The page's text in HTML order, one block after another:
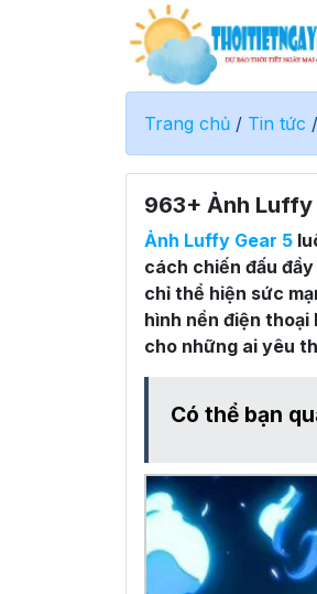
Trang chủ / Tin tức /
963+ Ảnh Luffy
Ảnh Luffy Gear 5
cách chiến đấu
chỉ thể hiện sức
hình nền điện
cho những ai yêu
Có thể bạn